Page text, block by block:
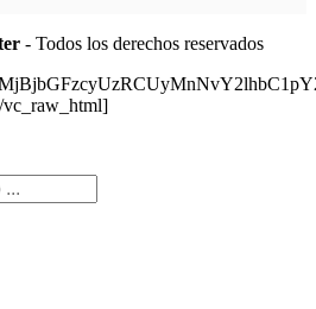
- Todos los derechos reservados
vc_raw_html]